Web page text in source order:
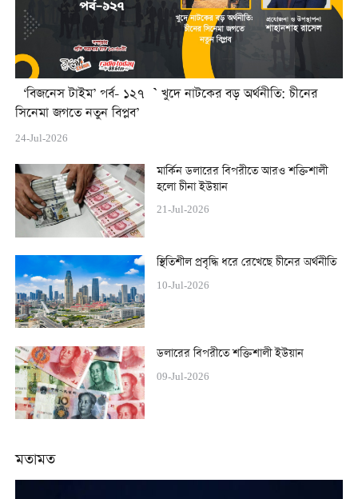
‘বিজনেস টাইম’ পর্ব- ১২৭ ` খুদে নাটকের বড় অর্থনীতি: চীনের
সিনেমা জগতে নতুন বিপ্লব’
24-Jul-2026
মার্কিন ডলারের বিপরীতে আরও শক্তিশালী
হলো চীনা ইউয়ান
21-Jul-2026
স্থিতিশীল প্রবৃদ্ধি ধরে রেখেছে চীনের অর্থনীতি
10-Jul-2026
ডলারের বিপরীতে শক্তিশালী ইউয়ান
09-Jul-2026
মতামত